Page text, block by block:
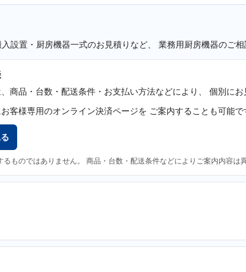
設置・厨房機器一式のお見積りなど、 業務用厨房機器のご相
商品・台数・配送条件・お支払い方法などにより、 個別にお
客様専用のオンライン決済ページを ご案内することも可能で
ものではありません。 商品・台数・配送条件などによりご案内内容は異